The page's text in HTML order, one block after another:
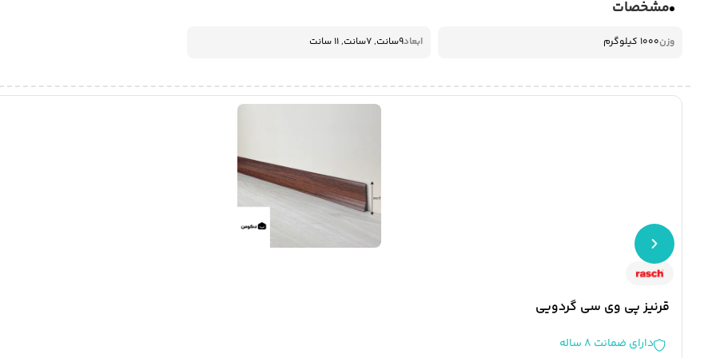
مشخصات
وزن1000 کیلوگرم ابعاد9سانت, 7سانت, 11 سانت
قرنیز پی‌ وی‌ سی گردویی
دارای ضمانت 8 ساله